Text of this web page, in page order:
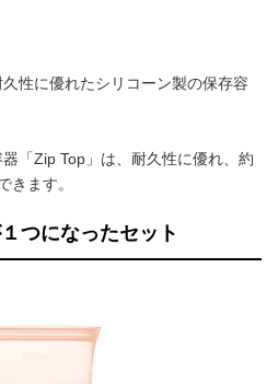
性に優れたシリコーン製の保存容
「Zip Top」は、耐久性に優れ、約
きます。
つになったセット